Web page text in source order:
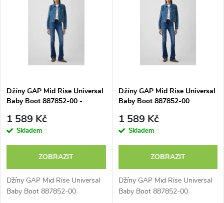
p
r
o
d
s
p
r
d
Džíny GAP Mid Rise Universal
Baby Boot 887852-00 -
1 589 Kč
Skladem
ZOBRAZIT
Džíny GAP Mid Rise Universal
Baby Boot 887852-00
Džíny GAP Mid Rise Universal
Baby Boot 887852-00
1 589 Kč
Skladem
ZOBRAZIT
Džíny GAP Mid Rise Universal
Baby Boot 887852-00